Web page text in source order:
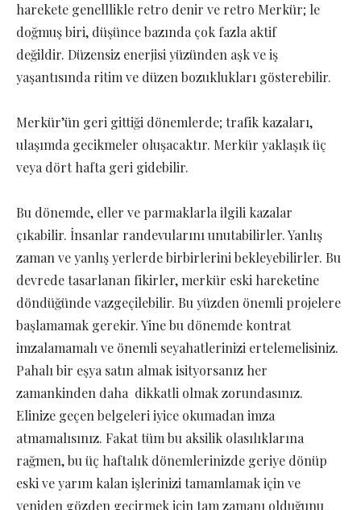
harekete genelllikle retro denir ve retro Merkür; le
doğmuş biri, düşünce bazında çok fazla aktif
değildir. Düzensiz enerjisi yüzünden aşk ve iş
yaşantısında ritim ve düzen bozuklukları gösterebilir.
Merkür’ün geri gittiği dönemlerde; trafik kazaları,
ulaşımda gecikmeler oluşacaktır. Merkür yaklaşık üç
veya dört hafta geri gidebilir.
Bu dönemde, eller ve parmaklarla ilgili kazalar
çıkabilir. İnsanlar randevularını unutabilirler. Yanlış
zaman ve yanlış yerlerde birbirlerini bekleyebilirler. Bu
devrede tasarlanan fikirler, merkür eski hareketine
döndüğünde vazgeçilebilir. Bu yüzden önemli projelere
başlamamak gerekir. Yine bu dönemde kontrat
imzalamamalı ve önemli seyahatlerinizi ertelemelisiniz.
Pahalı bir eşya satın almak isityorsanız her
zamankinden daha dikkatli olmak zorundasınız.
Elinize geçen belgeleri iyice okumadan imza
atmamalısınız. Fakat tüm bu aksilik olasılıklarına
rağmen, bu üç haftalık dönemlerinizde geriye dönüp
eski ve yarım kalan işlerinizi tamamlamak için ve
yeniden gözden geçirmek için tam zamanı olduğunu